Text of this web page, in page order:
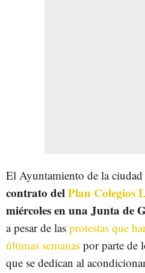
El Ayuntamiento de la ciudad
contrato delPlan Colegios
miércoles en una Junta de
a pesar de las protestas que
últimas semanas por parte de
que se dedican al